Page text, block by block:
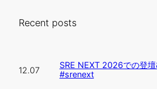
Recent posts
12.07
SRE NEXT 2026での登
#srenext